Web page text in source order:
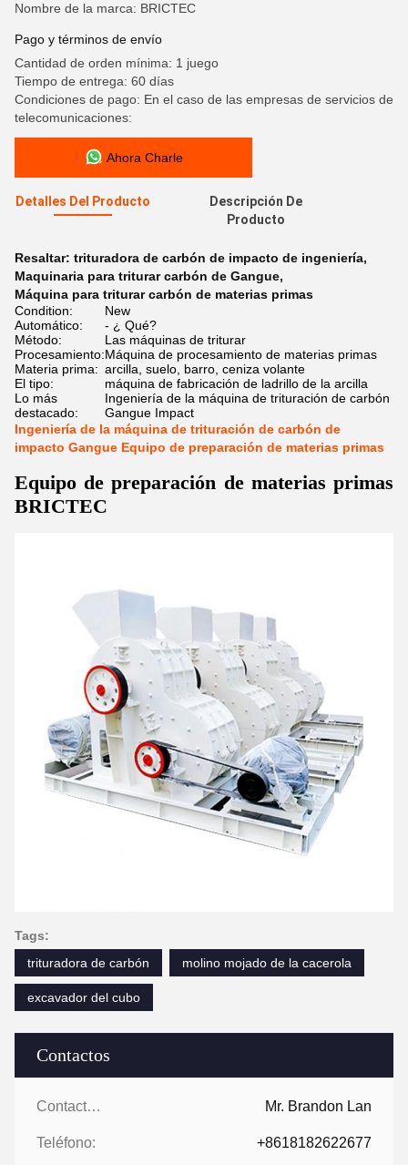
Contactos
Contactos: Mr. Brandon Lan
Teléfono: +8618182622677
Nombre de la marca: BRICTEC
Pago y términos de envío
Cantidad de orden mínima: 1 juego
Tiempo de entrega: 60 días
Condiciones de pago: En el caso de las empresas de servicios de
telecomunicaciones:
Ahora Charle
Detalles Del Producto
Descripción De
Producto
Resaltar: trituradora de carbón de impacto de ingeniería,
Maquinaria para triturar carbón de Gangue,
Máquina para triturar carbón de materias primas
Condition:
New
Automático:
- ¿ Qué?
Método:
Las máquinas de triturar
Procesamiento:Máquina de procesamiento de materias primas
Materia prima: arcilla, suelo, barro, ceniza volante
El tipo:
máquina de fabricación de ladrillo de la arcilla
Lo más
destacado:
Ingeniería de la máquina de trituración de carbón
Gangue Impact
Ingeniería de la máquina de trituración de carbón de
impacto Gangue Equipo de preparación de materias primas
Equipo de preparación de materias primas
BRICTEC
Tags:
trituradora de carbón
molino mojado de la cacerola
excavador del cubo